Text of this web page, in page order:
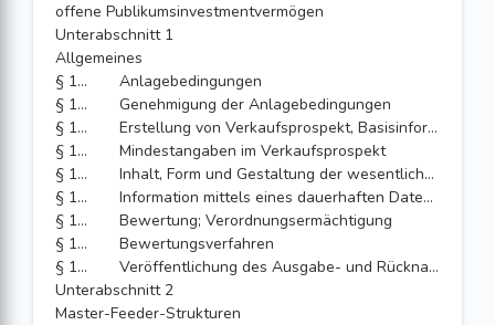
offene Publikumsinvestmentvermögen
Unterabschnitt 1
Allgemeines
§ 162
Anlagebedingungen
§ 163
Genehmigung der Anlagebedingungen
§ 164
Erstellung von Verkaufsprospekt, Basisinformationsblatt und wesentlichen Anlegerinformationen
§ 165
Mindestangaben im Verkaufsprospekt
§ 166
Inhalt, Form und Gestaltung der wesentlichen Anlegerinformationen; Verordnungsermächtigung
§ 167
Information mittels eines dauerhaften Datenträgers
§ 168
Bewertung; Verordnungsermächtigung
§ 169
Bewertungsverfahren
§ 170
Veröffentlichung des Ausgabe- und Rücknahmepreises und des Nettoinventarwertes
Unterabschnitt 2
Master-Feeder-Strukturen